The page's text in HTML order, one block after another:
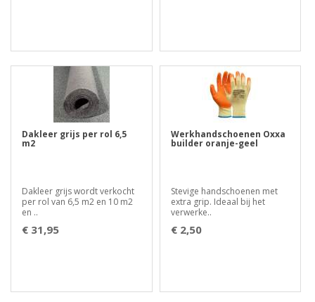
Dakleer grijs per rol 6,5
m2
Dakleer grijs wordt verkocht
per rol van 6,5 m2 en 10 m2
en ..
€ 31,95
Werkhandschoenen Oxxa
builder oranje-geel
Stevige handschoenen met
extra grip. Ideaal bij het
verwerke..
€ 2,50